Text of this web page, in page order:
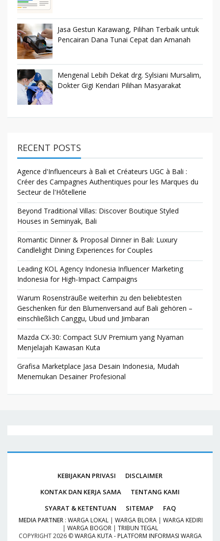
Jasa Gestun Karawang, Pilihan Terbaik untuk
Pencairan Dana Tunai Cepat dan Amanah
Mengenal Lebih Dekat drg. Sylsiani Mursalim,
Dokter Gigi Kendari Pilihan Masyarakat
RECENT POSTS
Agence d'Influenceurs à Bali et Créateurs UGC à Bali :
Créer des Campagnes Authentiques pour les Marques du
Secteur de l'Hôtellerie
Beyond Traditional Villas: Discover Boutique Styled
Houses in Seminyak, Bali
Romantic Dinner & Proposal Dinner in Bali: Luxury
Candlelight Dining Experiences for Couples
Leading KOL Agency Indonesia Influencer Marketing
Indonesia for High-Impact Campaigns
Warum Rosensträuße weiterhin zu den beliebtesten
Geschenken für den Blumenversand auf Bali gehören –
einschließlich Canggu, Ubud und Jimbaran
Mazda CX-30: Compact SUV Premium yang Nyaman
Menjelajah Kawasan Kuta
Grafisa Marketplace Jasa Desain Indonesia, Mudah
Menemukan Desainer Profesional
KEBIJAKAN PRIVASI
DISCLAIMER
KONTAK DAN KERJA SAMA
TENTANG KAMI
SYARAT & KETENTUAN
SITEMAP FAQ
MEDIA PARTNER : WARGA LOKAL | WARGA BLORA | WARGA KEDIRI
| WARGA BOGOR| TRIBUN TEGAL
COPYRIGHT2026 ©WARGA KUTA - PLATFORM INFORMASI WARGA